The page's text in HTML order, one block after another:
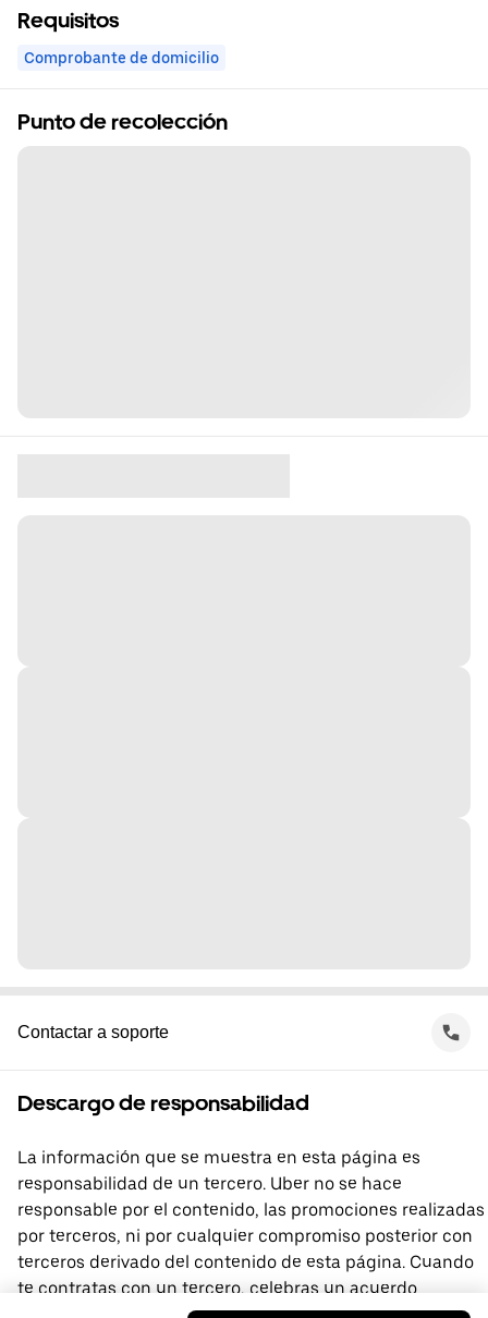
Requisitos
Comprobante de domicilio
Punto de recolección
Contactar a soporte
Descargo de responsabilidad
La información que se muestra en esta página es
responsabilidad de un tercero. Uber no se hace
responsable por el contenido, las promociones realizadas
por terceros, ni por cualquier compromiso posterior con
terceros derivado del contenido de esta página. Cuando
te contratas con un tercero, celebras un acuerdo